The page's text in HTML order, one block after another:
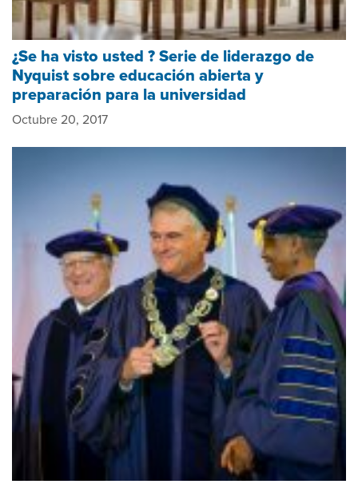
¿Se ha visto usted ? Serie de liderazgo de
Nyquist sobre educación abierta y
preparación para la universidad
Octubre 20, 2017